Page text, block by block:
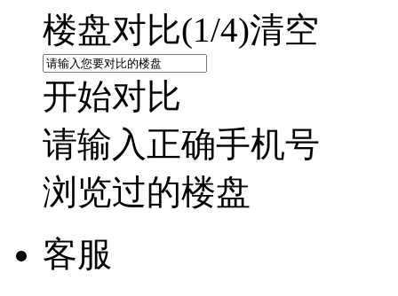
楼盘对比(1/4)清空
开始对比
请输入正确手机号
浏览过的楼盘
客服